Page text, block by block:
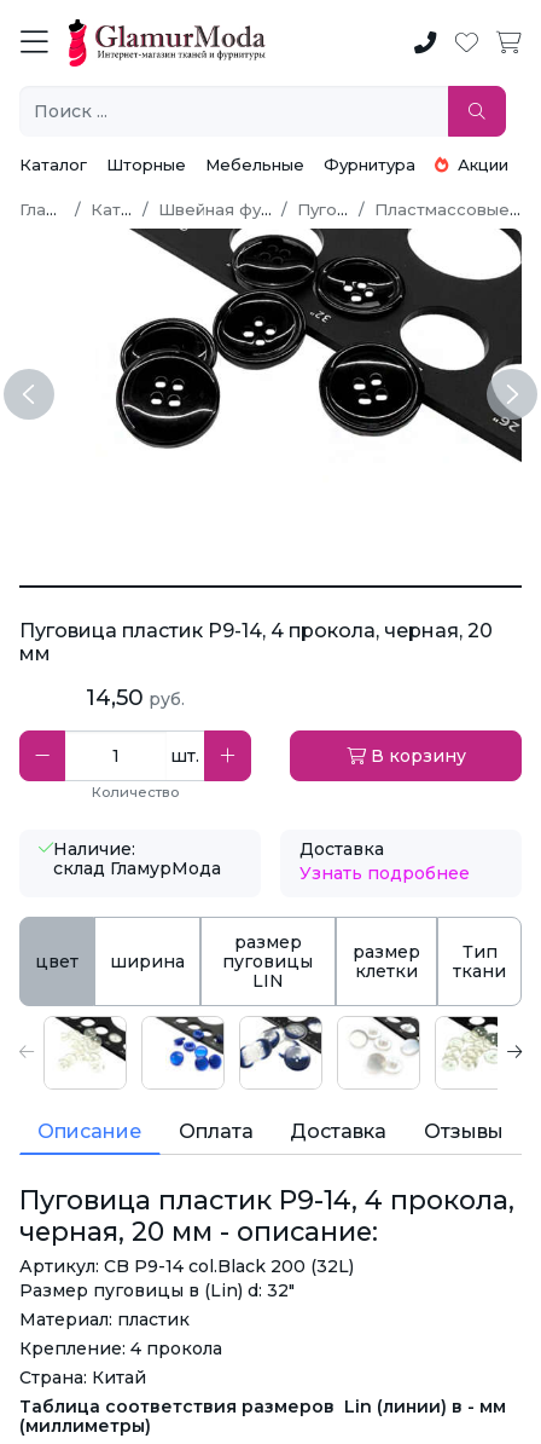
Каталог Шторные Мебельные Фурнитура Акции
Главная Каталог Швейная фурнитура Пуговицы Пластмассовые пуговицы
Previous
Пуговица пластик P9-14, 4 прокола, черная, 20
мм
14,50 руб.
шт.
Количество
В корзину
Наличие:
склад ГламурМода
Доставка
Узнать подробнее
цвет ширина
размер
пуговицы
LIN
размер
клетки
Тип
ткани
Описание Оплата Доставка Отзывы
Пуговица пластик P9-14, 4 прокола,
черная, 20 мм - описание:
Артикул: CB P9-14 col.Black 200 (32L)
Размер пуговицы в (Lin) d: 32"
Материал: пластик
Крепление: 4 прокола
Страна: Китай
Таблица соответствия размеров Lin (линии) в - мм
(миллиметры)